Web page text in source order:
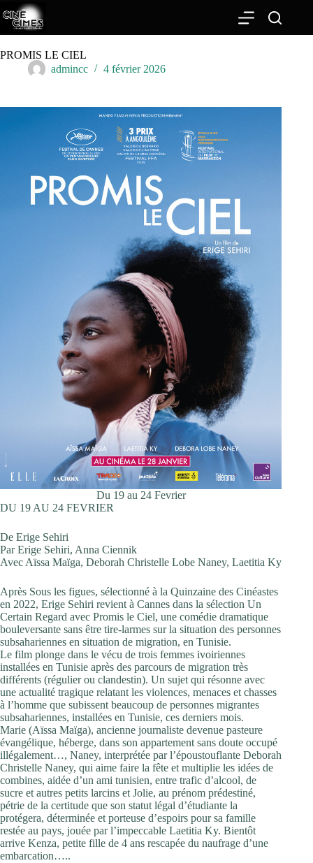
Passer
au
contenu
PROMIS LE CIEL
admincc
4 février 2026
Du 19 au 24 Fevrier
DU 19 AU 24 FEVRIER
De Erige Sehiri
Par Erige Sehiri, Anna Ciennik
Avec Aïssa Maïga, Deborah Christelle Lobe Naney, Laetitia Ky
Après Sous les figues, sélectionné à la Quinzaine des Cinéastes
en 2022, Erige Sehiri revient à Cannes dans la sélection Un
Certain Regard avec Promis le Ciel, une comédie dramatique
bouleversante sans être tire-larmes sur la situation des personnes
subsahariennes en situation de migration, en Tunisie.
Le film plonge dans le vécu de trois femmes ivoiriennes
installées en Tunisie après des parcours de migration très
différents (régulier ou clandestin). Un sujet qui résonne avec
une actualité tragique relatant les violences, menaces et chasses
à l’homme que subissent beaucoup de personnes migrantes
subsahariennes, installées en Tunisie, ces derniers mois.
Marie (Aïssa Maïga), ancienne journaliste devenue pasteure
évangélique, héberge, dans son appartement sans doute occupé
illégalement…, Naney, interprétée par l’époustouflante Deborah
Christelle Naney, qui aime faire la fête et multiplie les idées de
combines, aidée d’un ami tunisien, entre trafic d’alcool, de
sucre et autres petits larcins et Jolie, au prénom prédestiné,
pétrie de la certitude que son statut légal d’étudiante la
protégera, déterminée et porteuse d’espoirs pour sa famille
restée au pays, jouée par l’impeccable Laetitia Ky. Bientôt
arrive Kenza, petite fille de 4 ans rescapée du naufrage d’une
embarcation…..